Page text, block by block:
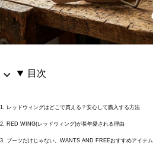
目次
1. レッドウィングはどこで買える？安心して購入する方法
2. RED WING(レッドウィング)が長年愛される理由
3. ブーツだけじゃない。WANTS AND FREEおすすめアイテ